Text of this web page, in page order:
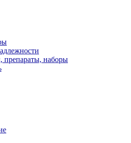
препараты, наборы